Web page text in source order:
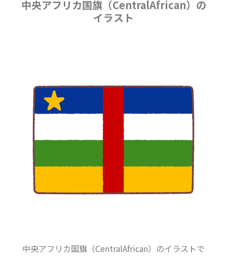
中央アフリカ国旗（CentralAfrican）の
イラスト
中央アフリカ国旗（CentralAfrican）のイラストで